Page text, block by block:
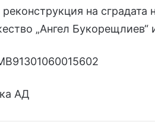
на сградата
„Ангел Букорещлиев“
АД